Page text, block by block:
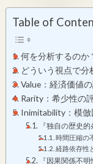
Table of
何を分析するのか
どういう視点で
Value：経済価値
Rarity：希少性の
Inimitability：模倣
『独自の歴史
時間圧縮の
経路依存性
『因果関係不